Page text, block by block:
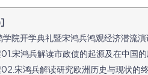
学院开学典礼暨宋鸿兵鸿观经济潜流
宋鸿兵解读市政债的起源及在中国的
宋鸿兵解读研究欧洲历史与现状的